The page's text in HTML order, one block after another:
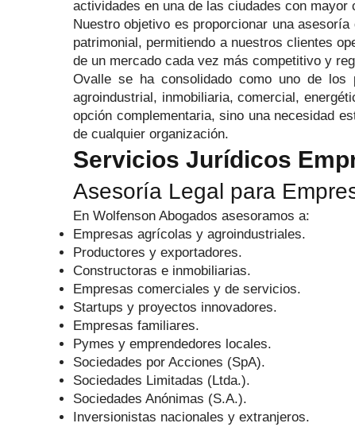
actividades en una de las ciudades con
Nuestro objetivo es proporcionar una
patrimonial, permitiendo a nuestros clientes
de un mercado cada vez más competitivo y
Ovalle se ha consolidado como uno de los
agroindustrial, inmobiliaria, comercial,
opción complementaria, sino una necesidad
de cualquier organización.
Servicios Jurídicos
Asesoría Legal para
En Wolfenson Abogados asesoramos a:
Empresas agrícolas y agroindustriales.
Productores y exportadores.
Constructoras e inmobiliarias.
Empresas comerciales y de servicios.
Startups y proyectos innovadores.
Empresas familiares.
Pymes y emprendedores locales.
Sociedades por Acciones (SpA).
Sociedades Limitadas (Ltda.).
Sociedades Anónimas (S.A.).
Inversionistas nacionales y extranjeros.